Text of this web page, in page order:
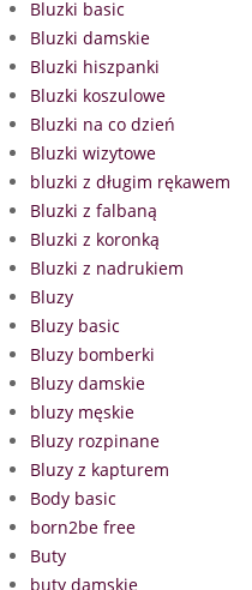
Bluzki basic
Bluzki damskie
Bluzki hiszpanki
Bluzki koszulowe
Bluzki na co dzień
Bluzki wizytowe
bluzki z długim rękawem
Bluzki z falbaną
Bluzki z koronką
Bluzki z nadrukiem
Bluzy
Bluzy basic
Bluzy bomberki
Bluzy damskie
bluzy męskie
Bluzy rozpinane
Bluzy z kapturem
Body basic
born2be free
Buty
buty damskie